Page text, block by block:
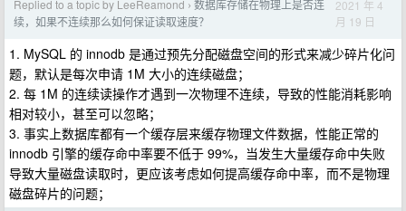
Replied to a topic by LeeReamond › 数据库存储在物理上是否连
续，如果不连续那么如何保证读取速度？
2021 年 4
月 19 日
1. MySQL 的 innodb 是通过预先分配磁盘空间的形式来减少碎片化问
题，默认是每次申请 1M 大小的连续磁盘；
2. 每 1M 的连续读操作才遇到一次物理不连续，导致的性能消耗影响
相对较小，甚至可以忽略；
3. 事实上数据库都有一个缓存层来缓存物理文件数据，性能正常的
innodb 引擎的缓存命中率要不低于 99%，当发生大量缓存命中失败
导致大量磁盘读取时，更应该考虑如何提高缓存命中率，而不是物理
磁盘碎片的问题；